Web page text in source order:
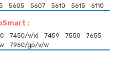
5605 5607 5610 5615 6110
:
7450/v/xi 7459 7550
7655
7960/gp/v/w